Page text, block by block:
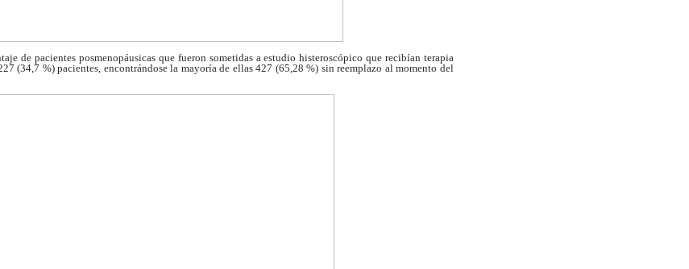
depacientes posmenopáusicas que fueron sometidas aestudio histeroscópico que recibían terapia
(34,7 %)pacientes, encontrándose la mayoría de ellas 427 (65,28 %) sin reemplazo al momento del